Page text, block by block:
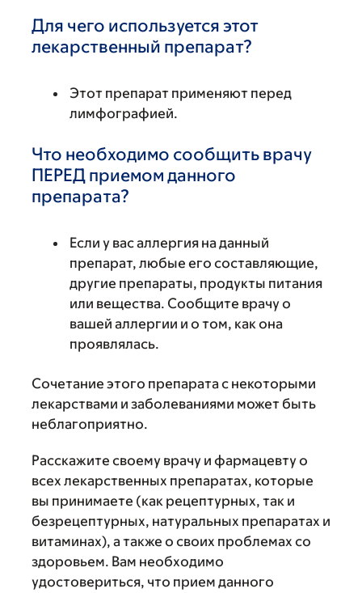
Для чего используется этот
лекарственный препарат?
Этот препарат применяют перед
лимфографией.
Что необходимо сообщить врачу
ПЕРЕД приемом данного
препарата?
Если у вас аллергия на данный
препарат, любые его составляющие,
другие препараты, продукты питания
или вещества. Сообщите врачу о
вашей аллергии и о том, как она
проявлялась.
Сочетание этого препарата с некоторыми
лекарствами и заболеваниями может быть
неблагоприятно.
Расскажите своему врачу и фармацевту о
всех лекарственных препаратах, которые
вы принимаете (как рецептурных, так и
безрецептурных, натуральных препаратах и
витаминах), а также о своих проблемах со
здоровьем. Вам необходимо
удостовериться, что прием данного